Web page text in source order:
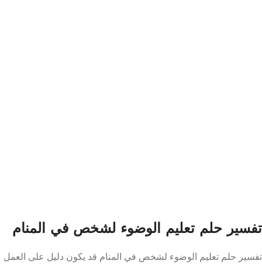
تفسير حلم تعليم الوضوء لشخص في المنام
تفسير حلم تعليم الوضوء لشخص في المنام قد يكون دليل على العمل